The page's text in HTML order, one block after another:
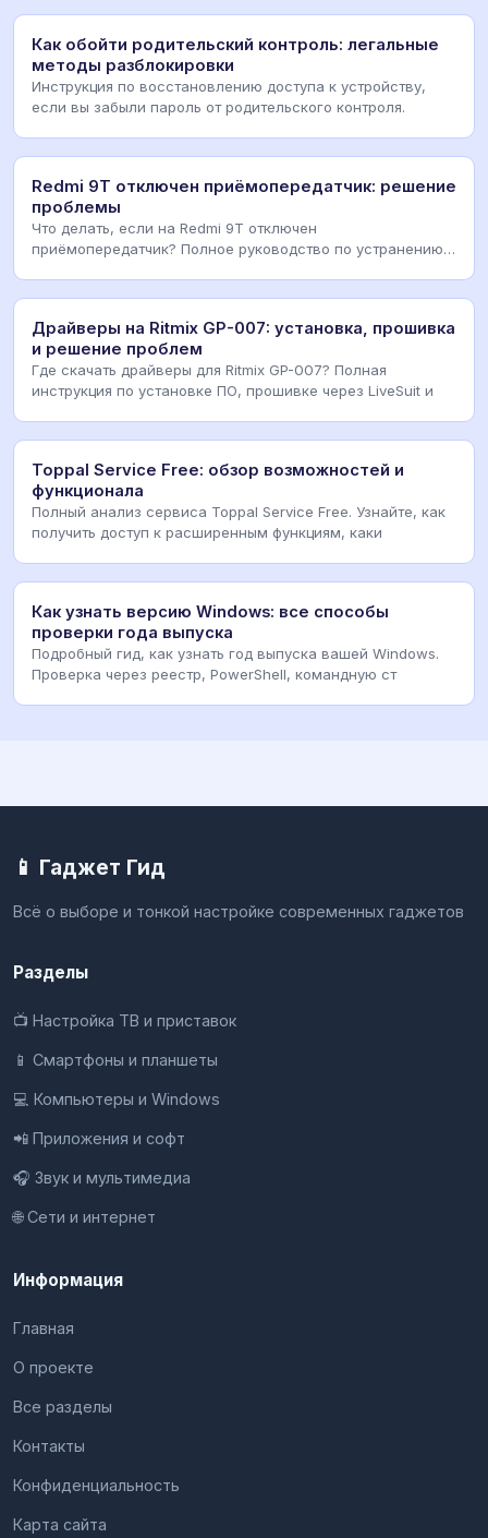
Как обойти родительский контроль: легальные
методы разблокировки
Инструкция по восстановлению доступа к устройству,
если вы забыли пароль от родительского контроля.
Redmi 9T отключен приёмопередатчик: решение
проблемы
Что делать, если на Redmi 9T отключен
приёмопередатчик? Полное руководство по устранению
Драйверы на Ritmix GP-007: установка, прошивка
и решение проблем
Где скачать драйверы для Ritmix GP-007? Полная
инструкция по установке ПО, прошивке через LiveSuit и
Toppal Service Free: обзор возможностей и
функционала
Полный анализ сервиса Toppal Service Free. Узнайте, как
получить доступ к расширенным функциям, каки
Как узнать версию Windows: все способы
проверки года выпуска
Подробный гид, как узнать год выпуска вашей Windows.
Проверка через реестр, PowerShell, командную ст
📱 Гаджет Гид
Всё о выборе и тонкой настройке современных гаджетов
Разделы
📺 Настройка ТВ и приставок
📱 Смартфоны и планшеты
💻 Компьютеры и Windows
📲 Приложения и софт
🎧 Звук и мультимедиа
🌐 Сети и интернет
Информация
Главная
О проекте
Все разделы
Контакты
Конфиденциальность
Карта сайта